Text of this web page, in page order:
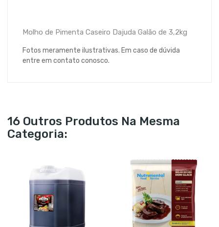
Molho de Pimenta Caseiro Dajuda Galão de 3,2kg
Fotos meramente ilustrativas. Em caso de dúvida
entre em contato conosco.
16 Outros Produtos Na Mesma
Categoria: